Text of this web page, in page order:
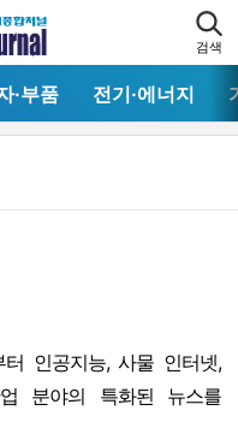
검색
·부품 전기·에너지
인공지능, 사물 인터넷,
분야의 특화된 뉴스를